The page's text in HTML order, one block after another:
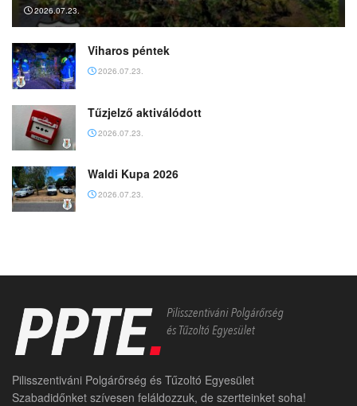
2026.07.23.
Viharos péntek
2026.07.23.
Tűzjelző aktiválódott
2026.07.23.
Waldi Kupa 2026
2026.07.23.
Pilisszentiváni Polgárőrség és Tűzoltó Egyesület
Szabadidőnket szívesen feláldozzuk, de szertteinket soha!